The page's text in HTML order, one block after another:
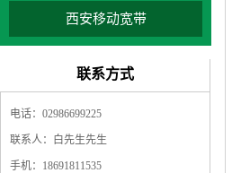
西安移动宽带
联系方式
电话：02986699225
联系人：白先生先生
手机：18691811535